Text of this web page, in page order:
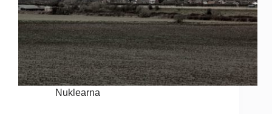
Nuklearna